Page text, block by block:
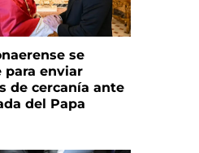
se
para enviar
de cercanía ante
del Papa